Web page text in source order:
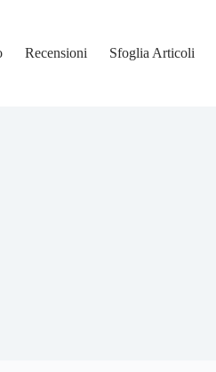
Recensioni Sfoglia Articoli